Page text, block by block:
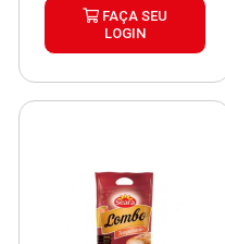
FAÇA SEU
LOGIN